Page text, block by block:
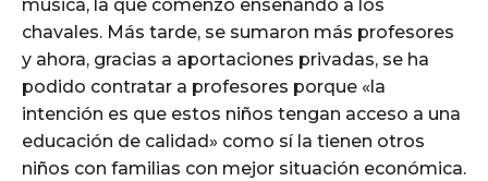
música, la que comenzó enseñando a los
chavales. Más tarde, se sumaron más profesores
y ahora, gracias a aportaciones privadas, se ha
podido contratar a profesores porque «la
intención es que estos niños tengan acceso a una
educación de calidad» como sí la tienen otros
niños con familias con mejor situación económica.